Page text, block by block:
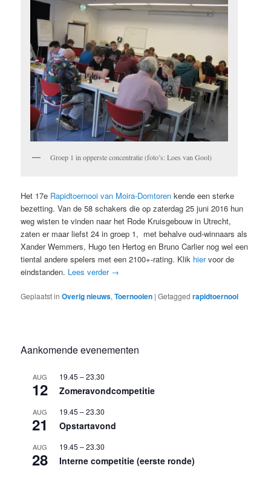
Groep 1 in opperste concentratie (foto’s: Loes van Gool)
Het 17e Rapidtoernooi van Moira-Domtoren kende een sterke
bezetting. Van de 58 schakers die op zaterdag 25 juni 2016 hun
weg wisten te vinden naar het Rode Kruisgebouw in Utrecht,
zaten er maar liefst 24 in groep 1, met behalve oud-winnaars als
Xander Wemmers, Hugo ten Hertog en Bruno Carlier nog wel een
tiental andere spelers met een 2100+-rating. Klik hiervoor de
eindstanden. Lees verder →
Geplaatst in Overig nieuws,Toernooien |Getagged rapidtoernooi
Aankomende evenementen
AUG
12
19.45 –23.30
Zomeravondcompetitie
AUG
21
19.45 –23.30
Opstartavond
AUG
28
19.45 –23.30
Interne competitie (eerste ronde)